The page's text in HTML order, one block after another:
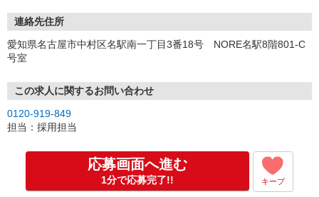
★スマホでWEB面接（LINEなど）・出張面接・事務所面接と選べま
す
③面接実施（履歴書不要）
④勤務開始（スタート日は応相談）
お気軽にご応募ください♪
連絡先住所
愛知県名古屋市中村区名駅南一丁目3番18号 NORE名駅8階801-C
号室
この求人に関するお問い合わせ
0120-919-849
担当：採用担当
応募画面へ進む
1分で応募完了!! キープ